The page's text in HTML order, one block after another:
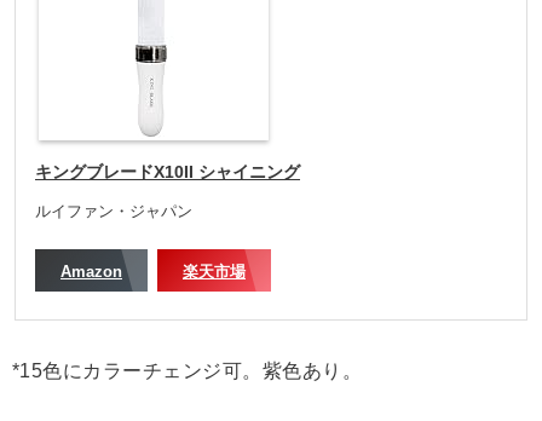
キングブレードX10II シャイニング
ルイファン・ジャパン
Amazon 楽天市場
*15色にカラーチェンジ可。紫色あり。